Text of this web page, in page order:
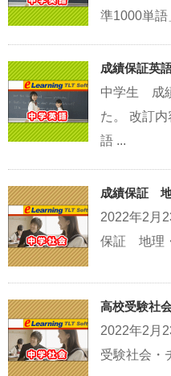
準1000単語
成績保証英
中学生 成
た。 改訂
語 ...
成績保証 地
2022年2
保証 地理
高校受験社
2022年2月
受験社会・